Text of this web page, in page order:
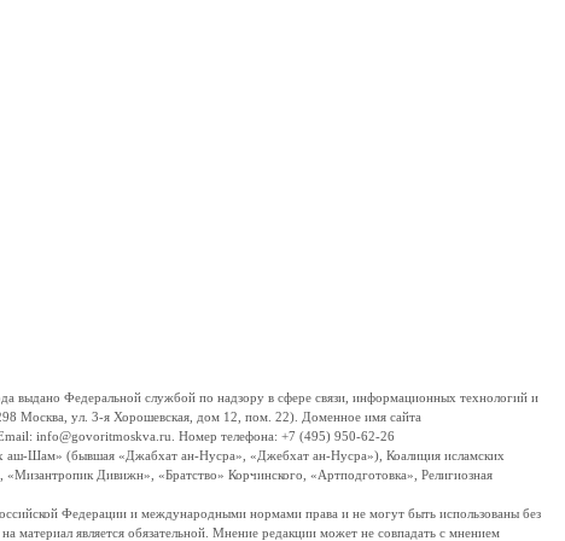
Федеральной службой по надзору в сфере связи, информационных технологий и
Москва, ул. 3-я Хорошевская, дом 12, пом. 22). Доменное имя сайта
info@govoritmoskva.ru. Номер телефона: +7 (495) 950-62-26
аш-Шам» (бывшая «Джабхат ан-Нусра», «Джебхат ан-Нусра»), Коалиция исламских
Дивижн», «Братство» Корчинского, «Артподготовка», Религиозная
Федерации и международными нормами права и не могут быть использованы без
материал является обязательной. Мнение редакции может не совпадать с мнением